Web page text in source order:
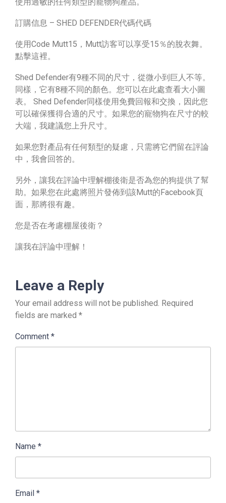
訂購信息 – SHED DEFENDER代碼代碼
使用Code Mutt15，Mutt訪客可以享受15％的脫衣舞。
點擊這裡。
Shed Defender有9種不同的尺寸，從微小到巨人不等。
同樣，它有8種不同的顏色。您可以在此處查看大小圖
表。 Shed Defender同樣使用免費回報和交換，因此您
可以確保獲得合適的尺寸。如果您的寵物狗在尺寸的較
大端，我建議您上升尺寸。
如果您對產品有任何類型的疑慮，只需將它們留在評論
中，我會回答的。
另外，讓我在評論中理解棚後衛是否為您的狗提供了幫
助。如果您在此處將照片發佈到該Mutt的Facebook頁
面，那將很有趣。
您是否在考慮棚屋後衛？
讓我在評論中理解！
Leave a Reply
Your email address will not be published. Required
fields are marked *
Comment *
Name *
Email *